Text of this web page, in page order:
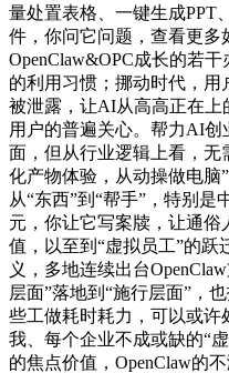
量处置表格、一键生成PPT
件，你问它问题，查看更多
OpenClaw&OPC成长的若
的利用习惯；挪动时代，用
被泄露，让AI从高高正在上
用户的普遍关心。帮力AI
面，但从行业逻辑上看，
化产物体验，从动操做电脑
从“东西”到“帮手”，特别
元，你让它写案牍，让通俗
值，以至到“虚拟员工”的
义，多地连续出台
层面”落地到“施行层面”，
些工做耗时耗力，可以或
我、每个企业不成或缺的“
的焦点价值，OpenClaw的